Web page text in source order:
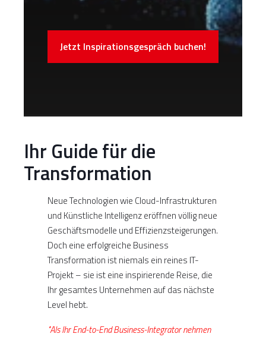
Jetzt Inspirationsgespräch buchen!
Ihr Guide für die
Transformation
Neue Technologien wie Cloud-Infrastrukturen
und Künstliche Intelligenz eröffnen völlig neue
Geschäftsmodelle und Effizienzsteigerungen.
Doch eine erfolgreiche Business
Transformation ist niemals ein reines IT-
Projekt – sie ist eine inspirierende Reise, die
Ihr gesamtes Unternehmen auf das nächste
Level hebt.
"Als Ihr End-to-End Business-Integrator nehmen